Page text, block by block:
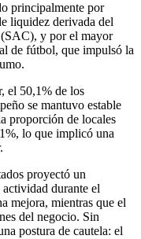
principalmente por
liquidez derivada del
y por el mayor
de fútbol, que impulsó la
el 50,1% de los
se mantuvo estable
proporción de locales
lo que implicó una
proyectó un
durante el
mejora, mientras que el
del negocio. Sin
postura de cautela: el